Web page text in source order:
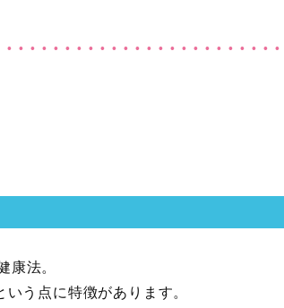
康法。
う点に特徴があります。